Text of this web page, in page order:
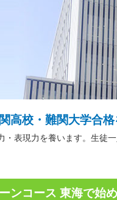
校・難関大学合格
表現力を養います。生徒
ンコース 東海で始め